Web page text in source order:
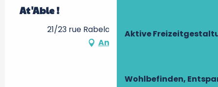
Aktive
Wohlbefinden,
At'Able !
21/23 rue Rabelais, 37500 Chinon
Anfahrt